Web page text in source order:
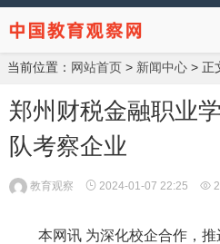
当前位置： 网站首页 > 新闻中心 > 正
郑州财税金融职业
队考察企业
教育观察 2024-01-07 22:25
本网讯 为深化校企合作，